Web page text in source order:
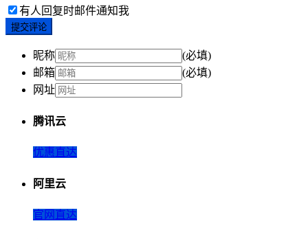
有人回复时邮件通知我
提交评论
昵称
(必填)
邮箱
(必填)
网址
腾讯云
优惠直达
阿里云
官网直达